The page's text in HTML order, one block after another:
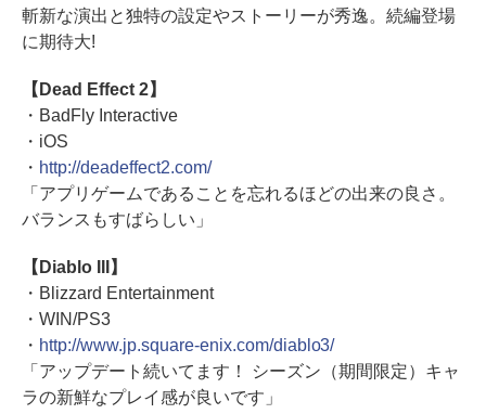
斬新な演出と独特の設定やストーリーが秀逸。続編登場
に期待大!
【Dead Effect 2】
・BadFly Interactive
・iOS
・ http://deadeffect2.com/
「アプリゲームであることを忘れるほどの出来の良さ。
バランスもすばらしい」
【Diablo III】
・Blizzard Entertainment
・WIN/PS3
・ http://www.jp.square-enix.com/diablo3/
「アップデート続いてます！ シーズン（期間限定）キャ
ラの新鮮なプレイ感が良いです」